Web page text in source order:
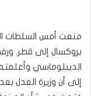
منعت أمس السلطات
بروكسال إلى قطر.
الديبلوماسي
إلى أن وزيرة العدل